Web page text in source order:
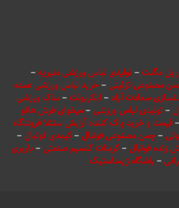
مگنت–تولیدی لباس ورزشی منیریه–
مصنوعی تزئینی –خرید لباس ورزشی عمده
سعادت آباد – انکربولت–ساک ورزشی
–تولیدی لباس ورزشی –میخوای فرش هاتو
–قیمت و خرید پاک کننده آرایش سنتلا فروشگاه
–چمن مصنوعی فوتبال –کیمدی فوتبال –
زنده فوتبال –کربنات کلسیم صنعتی –باربری
–باشگاه ژیمناستیک